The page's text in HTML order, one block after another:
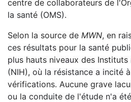
centre de collaborateurs de
la santé (OMS).
Selon la source de MWN, en
ces résultats pour la santé
plus hauts niveaux des
(NIH), où la résistance a incité
vérifications. Aucune grave
ou la conduite de l'étude n'a